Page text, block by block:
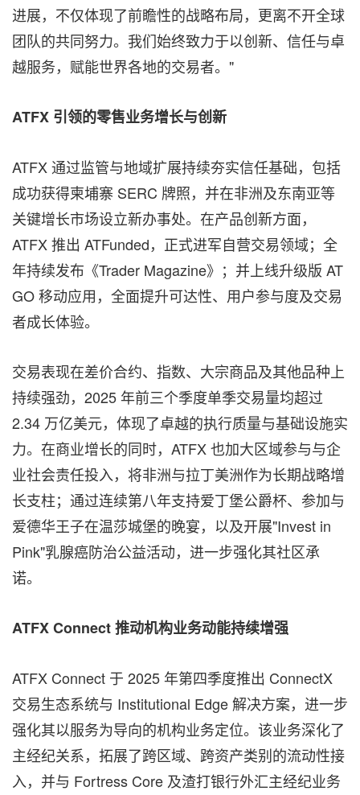
进展，不仅体现了前瞻性的战略布局，更离不开全球
团队的共同努力。我们始终致力于以创新、信任与卓
越服务，赋能世界各地的交易者。"
ATFX 引领的零售业务增长与创新
ATFX 通过监管与地域扩展持续夯实信任基础，包括
成功获得柬埔寨 SERC 牌照，并在非洲及东南亚等
关键增长市场设立新办事处。在产品创新方面，
ATFX 推出 ATFunded，正式进军自营交易领域；全
年持续发布《Trader Magazine》；并上线升级版 AT
GO 移动应用，全面提升可达性、用户参与度及交易
者成长体验。
交易表现在差价合约、指数、大宗商品及其他品种上
持续强劲，2025 年前三个季度单季交易量均超过
2.34 万亿美元，体现了卓越的执行质量与基础设施实
力。在商业增长的同时，ATFX 也加大区域参与与企
业社会责任投入，将非洲与拉丁美洲作为长期战略增
长支柱；通过连续第八年支持爱丁堡公爵杯、参加与
爱德华王子在温莎城堡的晚宴，以及开展"Invest in
Pink"乳腺癌防治公益活动，进一步强化其社区承
诺。
ATFX Connect 推动机构业务动能持续增强
ATFX Connect 于 2025 年第四季度推出 ConnectX
交易生态系统与 Institutional Edge 解决方案，进一步
强化其以服务为导向的机构业务定位。该业务深化了
主经纪关系，拓展了跨区域、跨资产类别的流动性接
入，并与 Fortress Core 及渣打银行外汇主经纪业务